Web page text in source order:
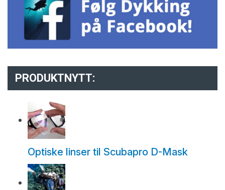
PRODUKTNYTT:
Optiske linser til Scubapro D-Mask